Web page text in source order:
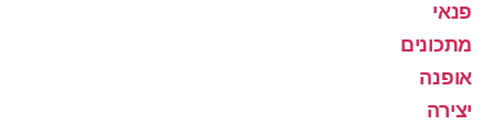
פנאי
מתכונים
אופנה
יצירה